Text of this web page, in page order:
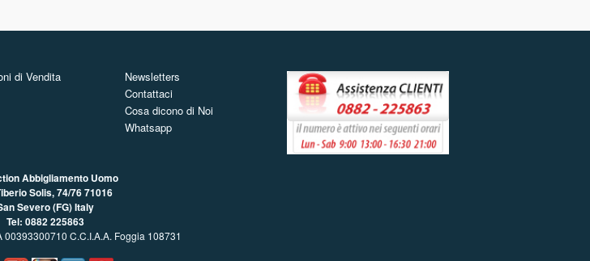
di Vendita
Newsletters
Contattaci
Cosa dicono di Noi
Whatsapp
Abbigliamento Uomo
Solis, 74/7671016
Severo (FG) Italy
Tel: 0882 225863
00393300710 C.C.I.A.A. Foggia 108731